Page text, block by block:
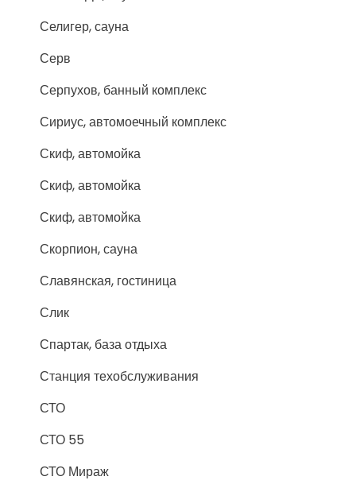
Селигер, сауна
Серв
Серпухов, банный комплекс
Сириус, автомоечный комплекс
Скиф, автомойка
Скиф, автомойка
Скиф, автомойка
Скорпион, сауна
Славянская, гостиница
Слик
Спартак, база отдыха
Станция техобслуживания
СТО
СТО 55
СТО Мираж